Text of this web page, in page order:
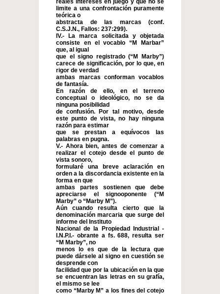
reales intereses en juego y que no se
limite a una confrontación puramente
teórica o
abstracta de las marcas (conf.
C.S.J.N., Fallos: 237:299).
IV.- La marca solicitada y objetada
consiste en el vocablo “M Marbar”
que, al igual
que el signo registrado (“M Marby”)
carece de significación, por lo que, en
rigor de verdad
ambas marcas conforman vocablos
de fantasía.
En razón de ello, en el terreno
conceptual o ideológico, no se da
ninguna posibilidad
de confusión. Por tal motivo, desde
este punto de vista, no hay ninguna
razón para estimar
que se prestan a equívocos las
palabras en pugna.
V.- Ahora bien, antes de comenzar a
realizar el cotejo desde el punto de
vista sonoro,
formularé una breve aclaración en
orden a la discordancia existente en la
forma en que
ambas partes sostienen que debe
apreciarse el signooponente (“M
Marby” o “Marby M”).
Aún cuando resulta cierto que la
denominación marcaria que surge del
informe del Instituto
Nacional de la Propiedad Industrial -
I.N.P.I.- obrante a fs. 688, resulta ser
“M Marby”, no
menos lo es que de la lectura que
puede dársele al signo en cuestión se
desprende con
facilidad que por la ubicación en la que
se encuentran las letras en su grafía,
el mismo se lee
como “Marby M” a los fines del cotejo